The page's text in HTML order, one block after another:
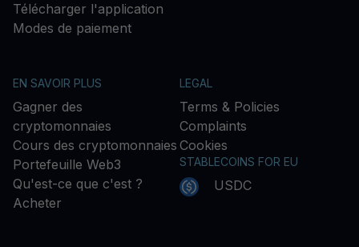
Télécharger l'application
Modes de paiement
EN SAVOIR PLUS
Gagner des
cryptomonnaies
Cours des cryptomonnaies
Portefeuille Web3
Qu'est-ce que c'est ?
Acheter
LEGAL
Terms & Policies
Complaints
Cookies
STABLECOINS FOR EU
USDC